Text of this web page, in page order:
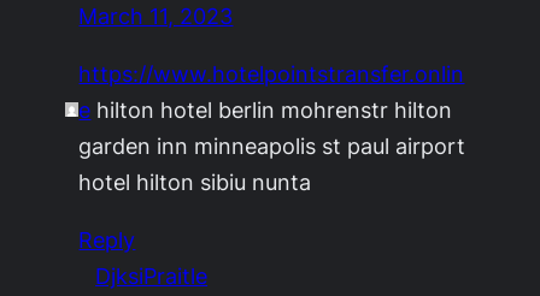
March 11, 2023
https://www.hotelpointstransfer.onlin
e hilton hotel berlin mohrenstr hilton
garden inn minneapolis st paul airport
hotel hilton sibiu nunta
Reply
DjksiPraitle